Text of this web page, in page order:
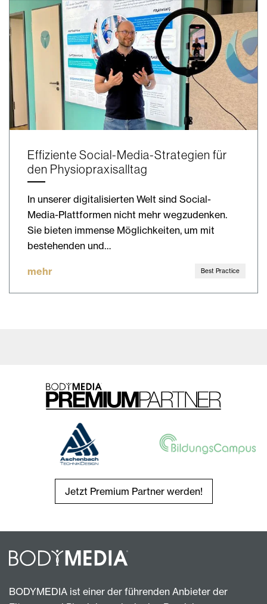
Effiziente Social-Media-Strategien für
den Physiopraxisalltag
In unserer digitalisierten Welt sind Social-
Media-Plattformen nicht mehr wegzudenken.
Sie bieten immense Möglichkeiten, um mit
bestehenden und…
mehr Best Practice
Jetzt Premium Partner werden!
BODYMEDIA ist einer der führenden Anbieter der